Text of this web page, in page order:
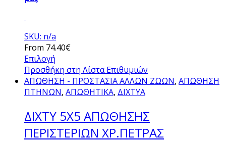
SKU: n/a
From 74.40€
Επιλογή
Αυτό
το
προϊόν
πολλαπλές
παραλλαγές.
Οι
Προσθήκη στη Λίστα Επιθυμιών
ΑΠΩΘΗΣΗ - ΠΡΟΣΤΑΣΙΑ ΑΛΛΩΝ ΖΩΩΝ, ΑΠΩΘΗΣΗ
ΠΤΗΝΩΝ, ΑΠΩΘΗΤΙΚΑ, ΔΙΧΤΥΑ
ΔΙΧΤΥ 5X5 ΑΠΩΘΗΣΗΣ
ΠΕΡΙΣΤΕΡΙΩΝ ΧΡ.ΠΕΤΡΑΣ